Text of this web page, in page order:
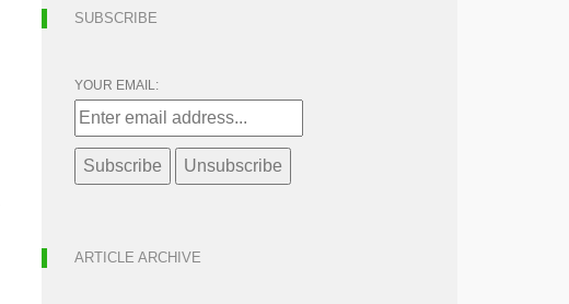
SUBSCRIBE
YOUR EMAIL:
ARTICLE ARCHIVE